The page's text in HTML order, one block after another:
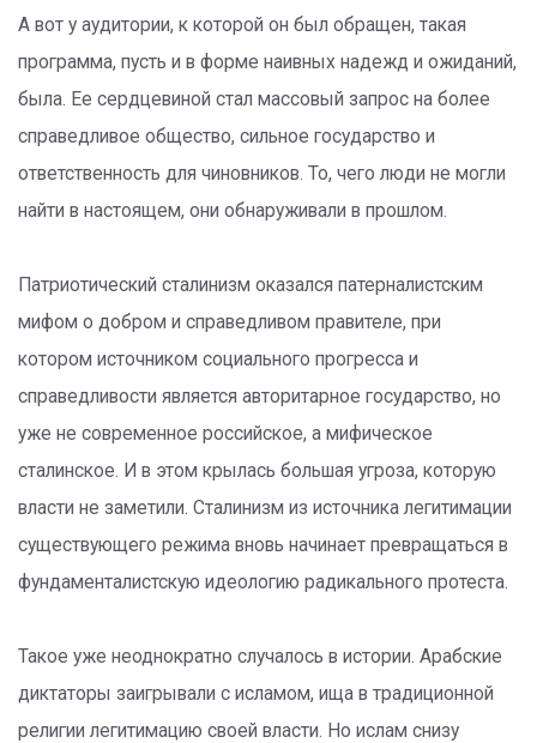
А вот у аудитории, к которой он был обращен, такая
программа, пусть и в форме наивных надежд и ожиданий,
была. Ее сердцевиной стал массовый запрос на более
справедливое общество, сильное государство и
ответственность для чиновников. То, чего люди не могли
найти в настоящем, они обнаруживали в прошлом.
Патриотический сталинизм оказался патерналистским
мифом о добром и справедливом правителе, при
котором источником социального прогресса и
справедливости является авторитарное государство, но
уже не современное российское, а мифическое
сталинское. И в этом крылась большая угроза, которую
власти не заметили. Сталинизм из источника легитимации
существующего режима вновь начинает превращаться в
фундаменталистскую идеологию радикального протеста.
Такое уже неоднократно случалось в истории. Арабские
диктаторы заигрывали с исламом, ища в традиционной
религии легитимацию своей власти. Но ислам снизу